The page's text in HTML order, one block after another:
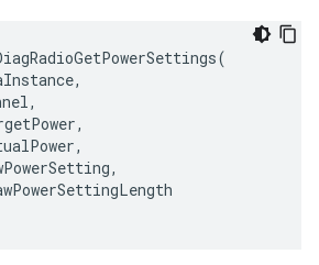
(
,
,
,
,
,